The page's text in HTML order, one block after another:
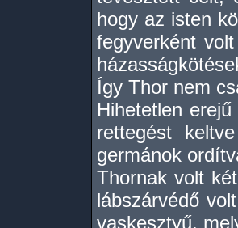
hogy az isten
fegyverként
Így Thor nem
Hihetetlen
rettegést
germánok
Thornak volt
lábszárvédő
vaskesztyű,